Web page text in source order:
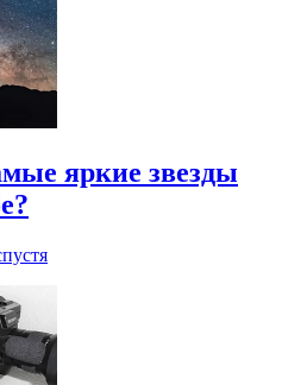
яркие звезды